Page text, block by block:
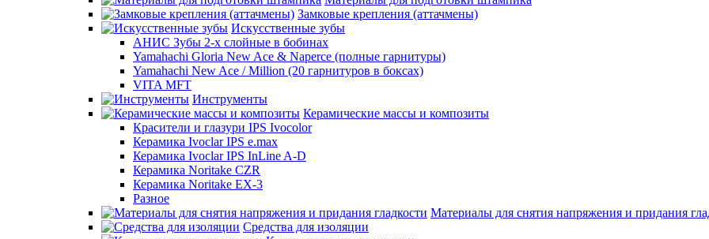
Замковые крепления (аттачмены)
Искусственные зубы
АНИС Зубы 2-х слойные в бобинах
Yamahachi Gloria New Ace & Naperce (полные гарнитуры)
Yamahachi New Ace / Million (20 гарнитуров в боксах)
VITA MFT
Инструменты
Керамические массы и композиты
Красители и глазури IPS Ivocolor
Керамика Ivoclar IPS e.max
Керамика Ivoclar IPS InLine A-D
Керамика Noritake CZR
Керамика Noritake EX-3
Разное
Материалы для снятия напряжения и придания
Средства для изоляции